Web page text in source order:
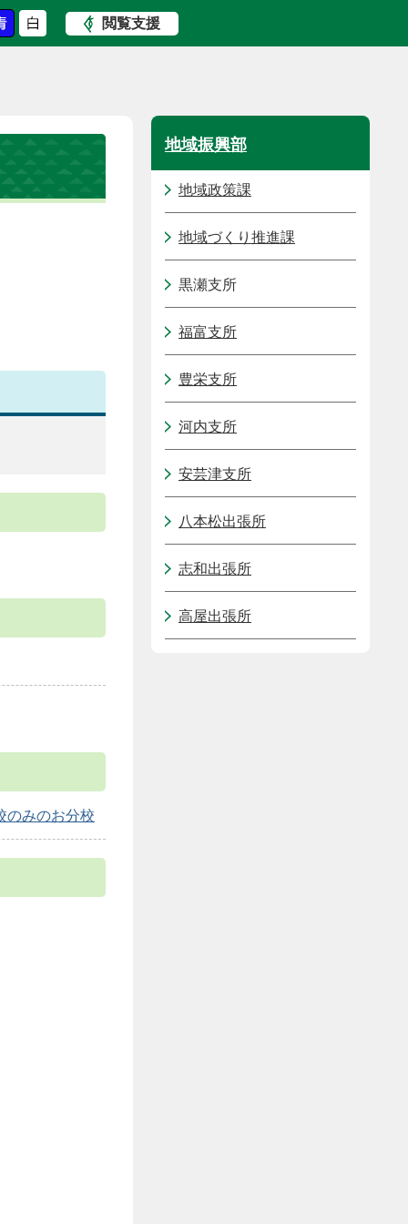
閲覧支援
のみのお分校
地域振興部
地域政策課
地域づくり推進課
黒瀬支所
福富支所
豊栄支所
河内支所
安芸津支所
八本松出張所
志和出張所
高屋出張所